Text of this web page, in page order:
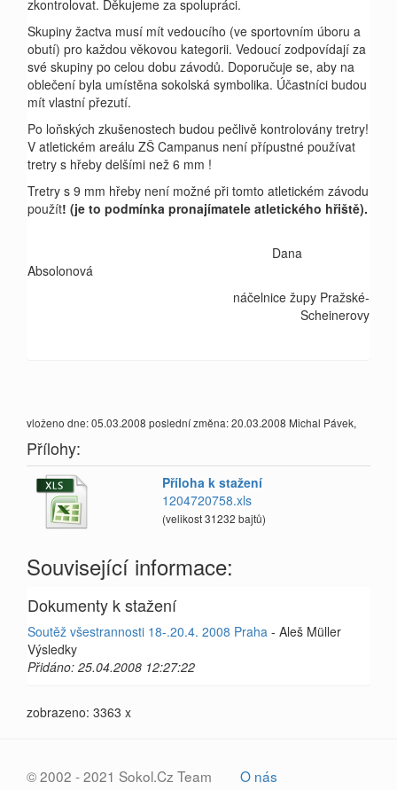
zkontrolovat. Děkujeme za spolupráci.
Skupiny žactva musí mít vedoucího (ve sportovním úboru a
obutí) pro každou věkovou kategorii. Vedoucí zodpovídají za
své skupiny po celou dobu závodů. Doporučuje se, aby na
oblečení byla umístěna sokolská symbolika. Účastníci budou
mít vlastní přezutí.
Po loňských zkušenostech budou pečlivě kontrolovány tretry!
V atletickém areálu ZŠ Campanus není přípustné používat
tretry s hřeby delšími než 6 mm !
Tretry s 9 mm hřeby není možné při tomto atletickém závodu
použít! (je to podmínka pronajímatele atletického hřiště).
Dana
Absolonová
náčelnice župy Pražské-
Scheinerovy
vloženo dne: 05.03.2008 poslední změna: 20.03.2008 Michal Pávek,
Přílohy:
Příloha k stažení
1204720758.xls
(velikost 31232 bajtů)
Související informace:
Dokumenty k stažení
Soutěž všestrannosti 18-.20.4. 2008 Praha - Aleš Müller
Výsledky
Přidáno: 25.04.2008 12:27:22
zobrazeno: 3363 x
© 2002 - 2021 Sokol.Cz Team O nás